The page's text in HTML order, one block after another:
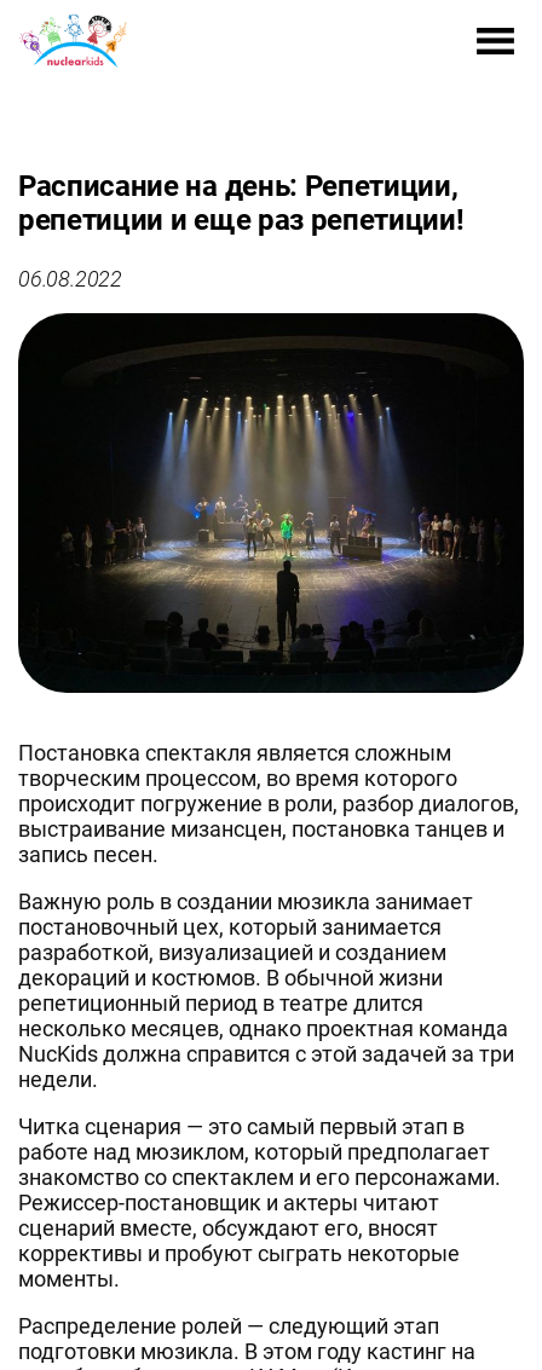
Расписание на день: Репетиции,
репетиции и еще раз репетиции!
06.08.2022
Постановка спектакля является сложным
творческим процессом, во время которого
происходит погружение в роли, разбор диалогов,
выстраивание мизансцен, постановка танцев и
запись песен.
Важную роль в создании мюзикла занимает
постановочный цех, который занимается
разработкой, визуализацией и созданием
декораций и костюмов. В обычной жизни
репетиционный период в театре длится
несколько месяцев, однако проектная команда
NucKids должна справится с этой задачей за три
недели.
Читка сценария — это самый первый этап в
работе над мюзиклом, который предполагает
знакомство со спектаклем и его персонажами.
Режиссер-постановщик и актеры читают
сценарий вместе, обсуждают его, вносят
коррективы и пробуют сыграть некоторые
моменты.
Распределение ролей — следующий этап
подготовки мюзикла. В этом году кастинг на